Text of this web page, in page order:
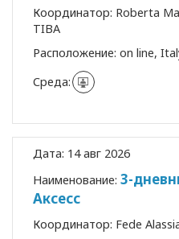
Координатор: Roberta
TIBA
Расположение: on line,
Среда:
Дата: 14 авг 2026
Наименование: 3-
Аксесс
Координатор: Fede